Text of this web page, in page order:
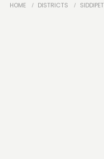
HOME DISTRICTS SIDDIPET